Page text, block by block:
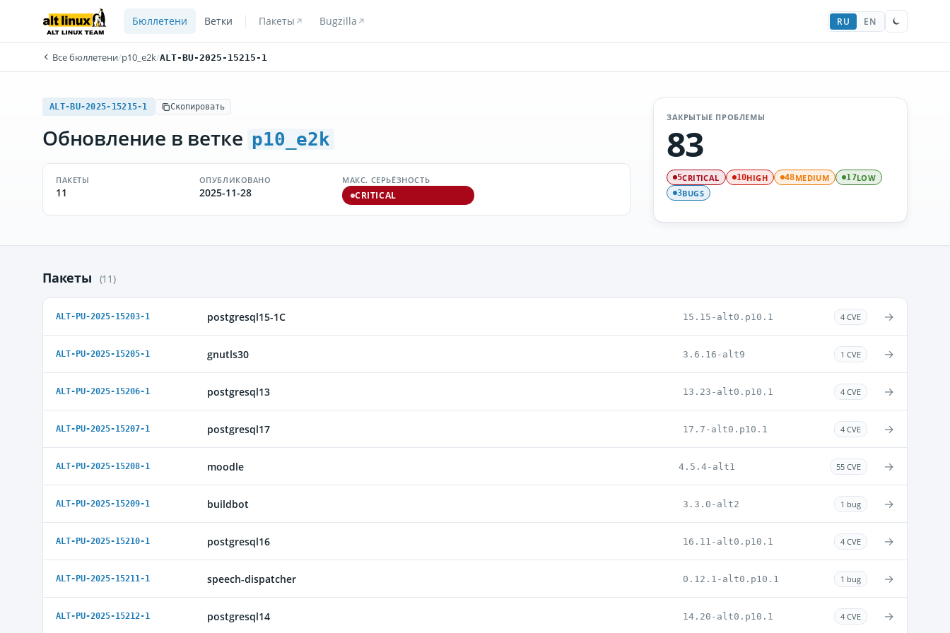
Бюллетени Ветки Пакеты Bugzilla RU EN
Все бюллетени/p10_e2k/ALT-BU-2025-15215-1
ALT-BU-2025-15215-1 Скопировать
Обновление в ветке p10_e2k
ПАКЕТЫ
11
ОПУБЛИКОВАНО
2025-11-28
МАКС. СЕРЬЁЗНОСТЬ
CRITICAL
ЗАКРЫТЫЕ ПРОБЛЕМЫ
83
5CRITICAL 10HIGH 48MEDIUM 17LOW
3BUGS
Пакеты (11)
ALT-PU-2025-15203-1 postgresql15-1C 15.15-alt0.p10.1 4 CVE →
ALT-PU-2025-15205-1 gnutls30 3.6.16-alt9 1 CVE →
ALT-PU-2025-15206-1 postgresql13 13.23-alt0.p10.1 4 CVE →
ALT-PU-2025-15207-1 postgresql17 17.7-alt0.p10.1 4 CVE →
ALT-PU-2025-15208-1 moodle 4.5.4-alt1 55 CVE →
ALT-PU-2025-15209-1 buildbot 3.3.0-alt2 1 bug →
ALT-PU-2025-15210-1 postgresql16 16.11-alt0.p10.1 4 CVE →
ALT-PU-2025-15211-1 speech-dispatcher 0.12.1-alt0.p10.1 1 bug →
ALT-PU-2025-15212-1 postgresql14 14.20-alt0.p10.1 4 CVE →